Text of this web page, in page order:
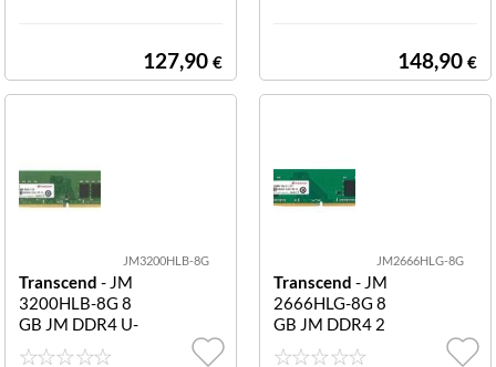
127,90 € 148,90 €
JM3200HLB-8G
Transcend - JM
3200HLB-8G 8
GB JM DDR4 U-
DIMM 8GB JM
JM2666HLG-8G
Transcend - JM
2666HLG-8G 8
GB JM DDR4 2
666MHZ U-DI